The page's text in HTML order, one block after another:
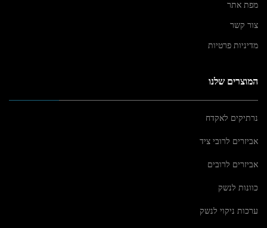
מפת אתר
צור קשר
מדיניות פרטיות
המוצרים שלנו
נרתיקים לאקדח
אביזרים לרובי ציד
אביזרים לרובים
כוונות לנשק
ערכות ניקוי לנשק